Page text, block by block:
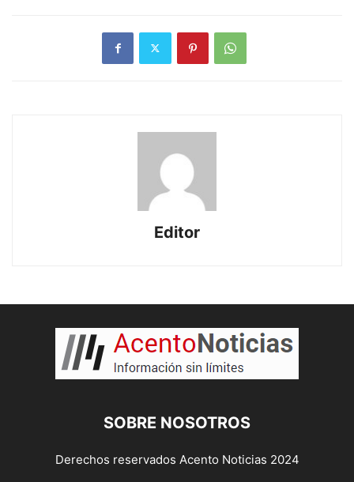
Editor
SOBRE NOSOTROS
Derechos reservados Acento Noticias 2024